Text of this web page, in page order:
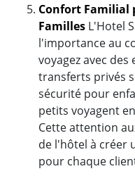
Confort Familial
Familles L'Hotel
l'importance au
voyagez avec
transferts privés
sécurité pour
petits voyagent
Cette attention
de l'hôtel à créer
pour chaque